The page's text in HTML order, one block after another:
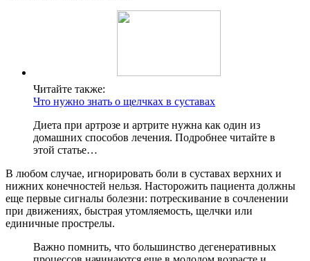
Читайте также:
Что нужно знать о щелчках в суставах
Диета при артрозе и артрите нужна как один из
домашних способов лечения. Подробнее читайте в
этой статье…
В любом случае, игнорировать боли в суставах верхних и
нижних конечностей нельзя. Насторожить пациента должны
еще первые сигналы болезни: потрескивание в сочленении
при движениях, быстрая утомляемость, щелчки или
единичные прострелы.
Важно помнить, что большинство дегенеративных